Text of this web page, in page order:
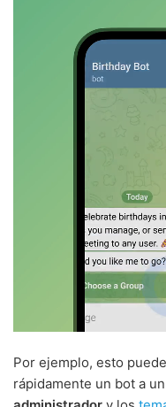
Por ejemplo, esto
rápidamente un bot a